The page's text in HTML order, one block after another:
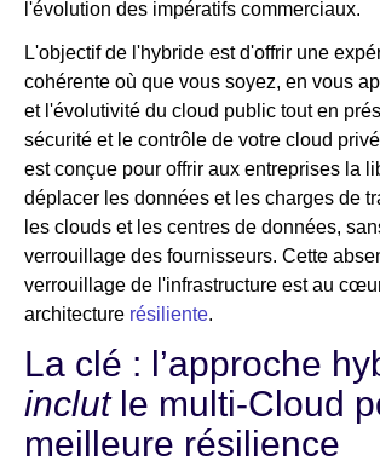
l'évolution des impératifs commerciaux.
L'objectif de l'hybride est d'offrir une
cohérente où que vous soyez, en vous
et l'évolutivité du cloud public tout en
sécurité et le contrôle de votre cloud
est conçue pour offrir aux entreprises la
déplacer les données et les charges de
les clouds et les centres de données,
verrouillage des fournisseurs. Cette
verrouillage de l'infrastructure est au
architecture résiliente.
La clé : l’approche
inclutle multi-Cloud
meilleure résilience